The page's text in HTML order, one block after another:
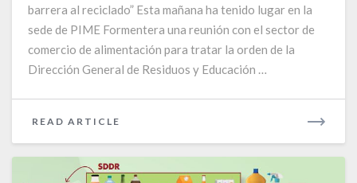
piloto
de
un
SDDR
en
Formentera
barrera al reciclado” Esta mañana ha tenido lugar en la
sede de PIME Formentera una reunión con el sector de
comercio de alimentación para tratar la orden de la
Dirección General de Residuos y Educación …
READ ARTICLE
MORE